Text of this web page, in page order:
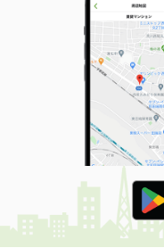
三重県津市広明町
価 格
住 所
専有面積
間取り
三重県津市広明町
価 格
住 所
専有面積